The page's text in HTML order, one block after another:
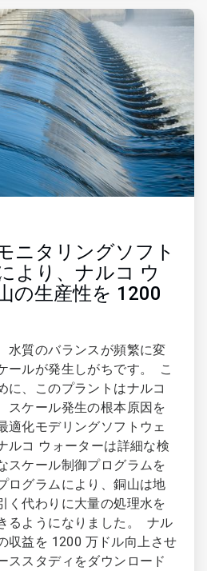
ニタリングソフト
より、ナルコ ウ
の生産性を 1200
水質のバランスが頻繁に変
ールが発生しがちです。 こ
に、このプラントはナルコ
スケール発生の根本原因を
適化モデリングソフトウェ
ルコ ウォーターは詳細な検
スケール制御プログラムを
ログラムにより、銅山は地
く代わりに大量の処理水を
るようになりました。 ナル
収益を 1200 万ドル向上させ
ススタディをダウンロード